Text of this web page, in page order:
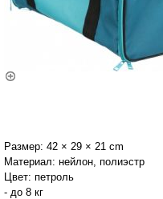
Размер: 42 × 29 × 21 cm
Материал: нейлон, полиэстр
Цвет: петроль
- до 8 кг